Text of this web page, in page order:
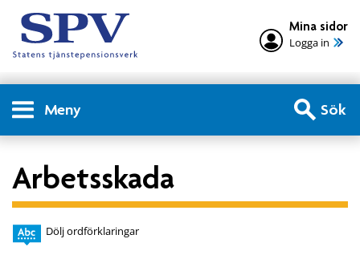
Mina sidor
Logga in
Meny Sök
Arbetsskada
Dölj ordförklaringar